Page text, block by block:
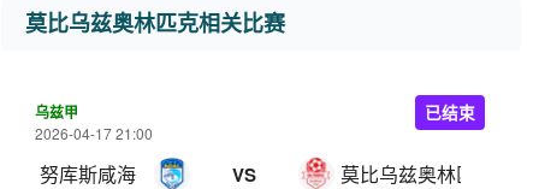
莫比乌兹奥林匹克相关比赛
乌兹甲
2026-04-17 21:00
努库斯咸海 VS 莫比乌兹奥林匹克
已结束